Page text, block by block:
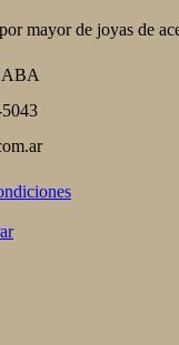
mayor de joyas de